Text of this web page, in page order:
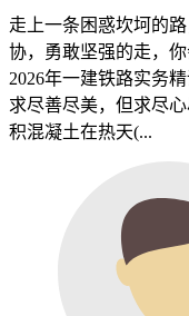
走上一条困惑坎坷的
协，勇敢坚强的走，
2026年一建铁路实务
求尽善尽美，但求尽
积混凝土在热天(...